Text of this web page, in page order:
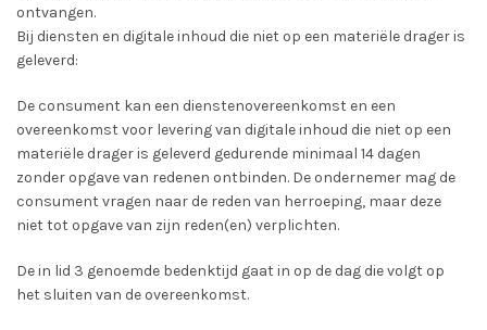
ontvangen.
Bij diensten en digitale inhoud die niet op een materiële drager is
geleverd:
De consument kan een dienstenovereenkomst en een
overeenkomst voor levering van digitale inhoud die niet op een
materiële drager is geleverd gedurende minimaal 14 dagen
zonder opgave van redenen ontbinden. De ondernemer mag de
consument vragen naar de reden van herroeping, maar deze
niet tot opgave van zijn reden(en) verplichten.
De in lid 3 genoemde bedenktijd gaat in op de dag die volgt op
het sluiten van de overeenkomst.